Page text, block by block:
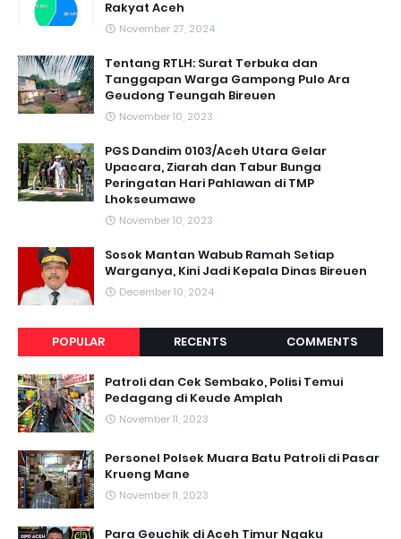
Rakyat Aceh
November 27, 2024
Tentang RTLH: Surat Terbuka dan
Tanggapan Warga Gampong Pulo Ara
Geudong Teungah Bireuen
November 10, 2023
PGS Dandim 0103/Aceh Utara Gelar
Upacara, Ziarah dan Tabur Bunga
Peringatan Hari Pahlawan di TMP
Lhokseumawe
November 10, 2023
Sosok Mantan Wabub Ramah Setiap
Warganya, Kini Jadi Kepala Dinas Bireuen
December 10, 2024
POPULAR RECENTS COMMENTS
Patroli dan Cek Sembako, Polisi Temui
Pedagang di Keude Amplah
November 11, 2023
Personel Polsek Muara Batu Patroli di Pasar
Krueng Mane
November 11, 2023
Para Geuchik di Aceh Timur Ngaku